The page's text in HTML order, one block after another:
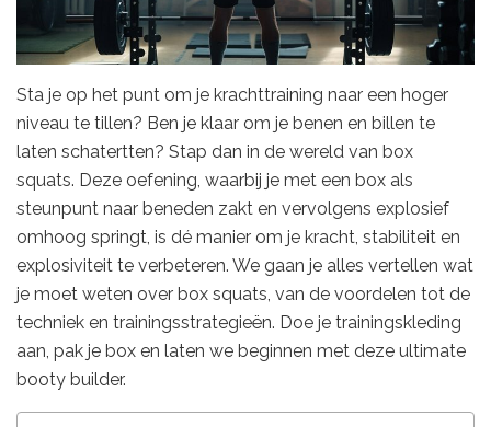
Sta je op het punt om je krachttraining naar een hoger
niveau te tillen? Ben je klaar om je benen en billen te
laten schatertten? Stap dan in de wereld van box
squats. Deze oefening, waarbij je met een box als
steunpunt naar beneden zakt en vervolgens explosief
omhoog springt, is dé manier om je kracht, stabiliteit en
explosiviteit te verbeteren. We gaan je alles vertellen wat
je moet weten over box squats, van de voordelen tot de
techniek en trainingsstrategieën. Doe je trainingskleding
aan, pak je box en laten we beginnen met deze ultimate
booty builder.